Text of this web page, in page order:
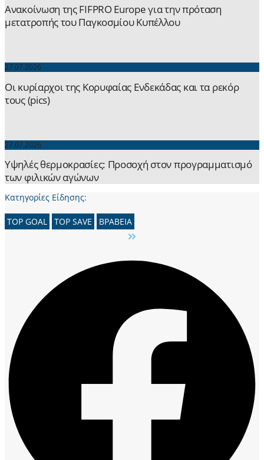
Ανακοίνωση της FIFPRO Europe για την πρόταση
μετατροπής του Παγκοσμίου Κυπέλλου
27.07.2026
Οι κυρίαρχοι της Κορυφαίας Ενδεκάδας και τα ρεκόρ
τους (pics)
27.07.2026
Yψηλές θερμοκρασίες: Προσοχή στον προγραμματισμό
των φιλικών αγώνων
Κατηγορίες Είδησης:
TOP GOAL TOP SAVE ΒΡΑΒΕΙΑ